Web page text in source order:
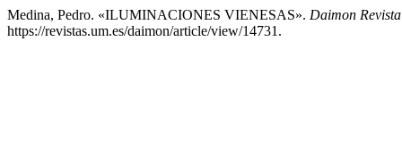
Medina, Pedro. «ILUMINACIONES VIENESAS». Daimon
https://revistas.um.es/daimon/article/view/14731.